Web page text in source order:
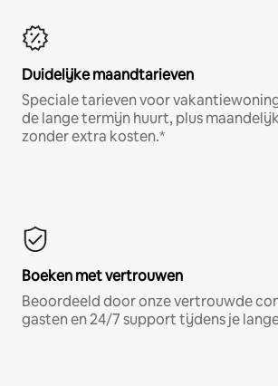
Duidelijke maandtarieven
Speciale tarieven voor
de lange termijn huurt, plus
zonder extra kosten.*
Boeken met vertrouwen
Beoordeeld door onze vertrouwde
gasten en 24/7 support tijdens je